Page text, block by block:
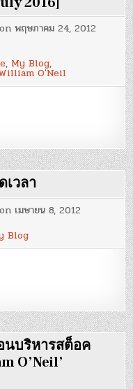
พฤษภาคม 24, 2012
, My Blog,
O'Neil
เวลา
เมษายน 8, 2012
Blog
นบริหารสต็อค
O’Neil’